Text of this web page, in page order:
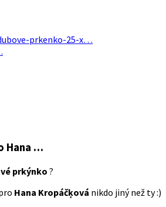
prkenko-25-x…
Hana …
prkýnko ?
Hana Kropáčķová nikdo jiný než ty :)